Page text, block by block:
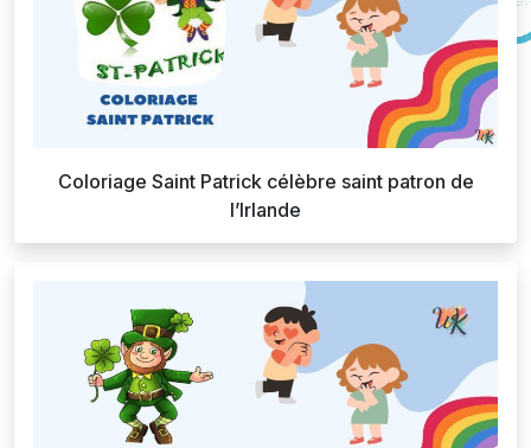
Coloriage Saint Patrick célèbre saint patron de
l’Irlande